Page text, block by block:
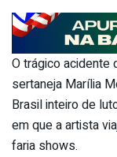
O trágico acidente
sertaneja Marília
Brasil inteiro de
em que a artista
faria shows.